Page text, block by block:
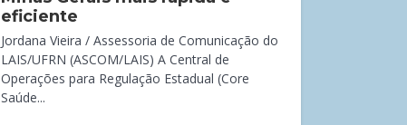
eficiente
Jordana Vieira / Assessoria de Comunicação do
LAIS/UFRN (ASCOM/LAIS) A Central de
Operações para Regulação Estadual (Core
Saúde...